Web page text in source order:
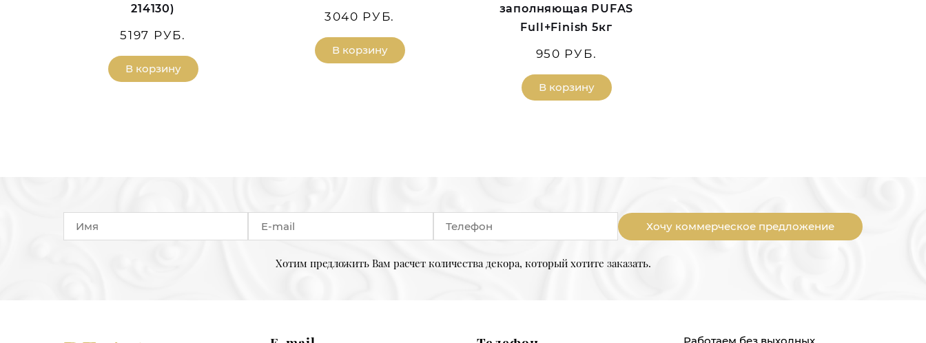
214130)
5197 РУБ.
В корзину
3040 РУБ.
В корзину
заполняющая PUFAS
Full+Finish 5кг
950 РУБ.
В корзину
Хочу коммерческое предложение
Хотим предложить Вам расчет количества декора, который хотите заказать.